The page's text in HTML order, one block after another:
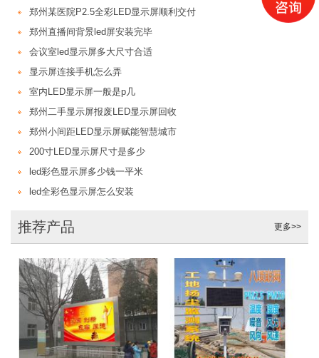
郑州某医院P2.5全彩LED显示屏顺利交付
郑州直播间背景led屏安装完毕
会议室led显示屏多大尺寸合适
显示屏连接手机怎么弄
室内LED显示屏一般是p几
郑州二手显示屏报废LED显示屏回收
郑州小间距LED显示屏赋能智慧城市
200寸LED显示屏尺寸是多少
led彩色显示屏多少钱一平米
led全彩色显示屏怎么安装
推荐产品 更多>>